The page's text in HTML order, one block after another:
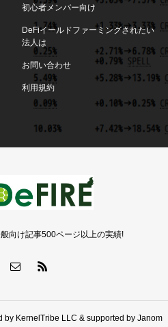
初心者メンバー向け
DeFiイールドファーミングされたい
法人は
お問い合わせ
利用規約
向け記事500ページ以上の実績!
KernelTribe LLC & supported by Janom